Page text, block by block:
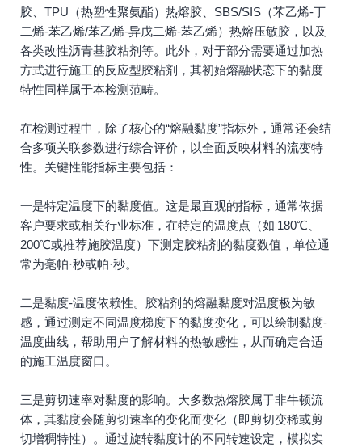
胶、TPU（热塑性聚氨酯）热熔胶、SBS/SIS（苯乙烯-丁
二烯-苯乙烯/苯乙烯-异戊二烯-苯乙烯）热熔压敏胶，以及
各类改性沥青基胶粘剂等。此外，对于部分需要通过加热
方式进行施工的反应型胶粘剂，其初始熔融状态下的黏度
特性同样属于本检测范畴。
在检测过程中，除了核心的“熔融黏度”指标外，通常还会结
合多项关联参数进行综合评价，以全面反映材料的流变特
性。关键性能指标主要包括：
一是特定温度下的黏度值。这是最直观的指标，通常依据
客户要求或相关行业标准，在特定的温度点（如 180℃、
200℃或推荐施胶温度）下测定胶粘剂的黏度数值，单位通
常为毫帕·秒或帕·秒。
二是黏度-温度依赖性。胶粘剂的熔融黏度对温度极为敏
感，通过测定不同温度梯度下的黏度变化，可以绘制黏度-
温度曲线，帮助用户了解材料的热敏感性，从而确定合适
的施工温度窗口。
三是剪切速率对黏度的影响。大多数热熔胶属于非牛顿流
体，其黏度会随剪切速率的变化而变化（即剪切变稀或剪
切增稠特性）。通过旋转黏度计的不同转速设定，模拟实